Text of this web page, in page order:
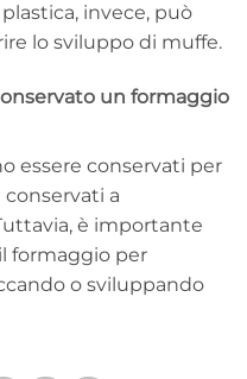
invece, può
lo sviluppo di muffe.
un formaggio
essere conservati per
a
è importante
formaggio per
o sviluppando